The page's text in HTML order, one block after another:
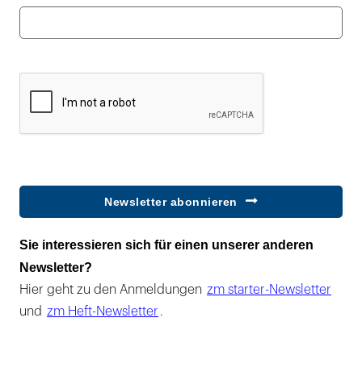
Newsletter abonnieren
Sie interessieren sich für einen unserer anderen
Newsletter?
Hier geht zu den Anmeldungen zm starter-Newsletter
und zm Heft-Newsletter .